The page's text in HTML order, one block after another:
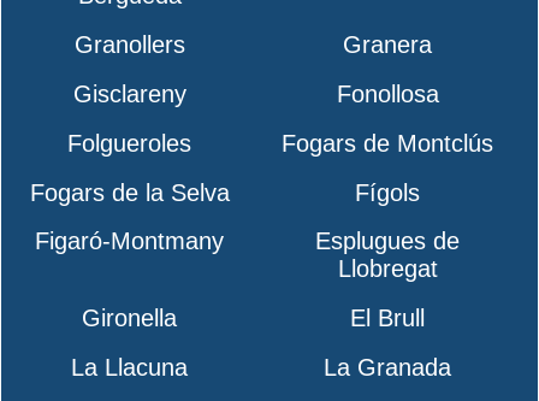
Granollers
Granera
Gisclareny
Fonollosa
Folgueroles
Fogars de Montclús
Fogars de la Selva
Fígols
Figaró-Montmany
Esplugues de
Llobregat
Gironella
El Brull
La Llacuna
La Granada